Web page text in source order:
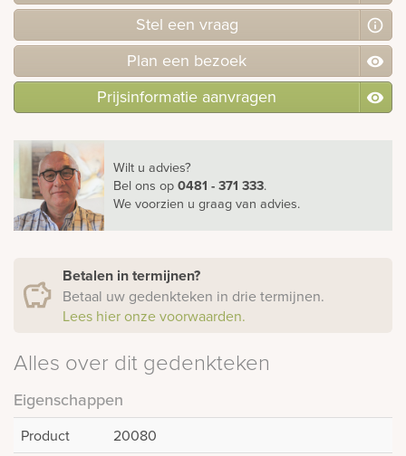
Stel een vraag
Plan een bezoek
Prijsinformatie aanvragen
Wilt u advies?
Bel ons op0481 - 371 333.
We voorzien u graag van advies.
Betalen in termijnen?
Betaal uw gedenkteken in drie termijnen.
Lees hier onze voorwaarden.
Alles over dit gedenkteken
Eigenschappen
Product
20080